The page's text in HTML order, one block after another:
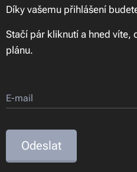
Díky vašemu přihlášení
Stačí pár kliknutí a hned víte,
plánu.
E-mail
Odeslat